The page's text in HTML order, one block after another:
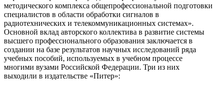
методического комплекса общепрофессиональной подготовки
специалистов в области обработки сигналов в
радиотехнических и телекоммуникационных системах».
Основной вклад авторского коллектива в развитие системы
высшего профессионального образования заключается в
создании на базе результатов научных исследований ряда
учебных пособий, используемых в учебном процессе
многими вузами Российской Федерации. Три из них
выходили в издательстве «Питер»: